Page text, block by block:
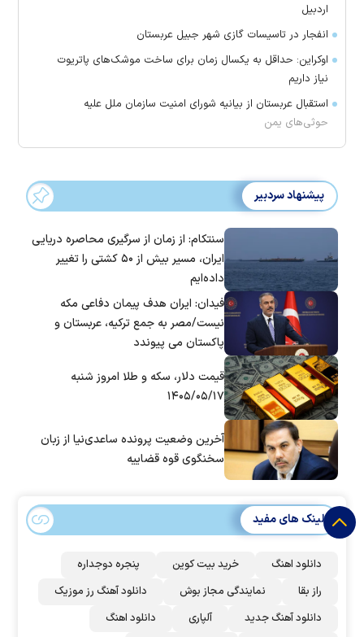
اردبیل
انفجار در تاسیسات گازی شهر جبیل عربستان
اوکراین: حداقل به یکسال زمان برای ساخت موشک‌های پاتریوت
نیاز داریم
استقبال عربستان از بیانیه شورای امنیت سازمان ملل علیه
حوثی‌های یمن
پیشنهاد سردبیر
سنتکام: از زمان از سرگیری محاصره دریایی
ایران، مسیر بیش از ۵۰ کشتی را تغییر
داده‌ایم
فیدان: ایران هدف پیمان دفاعی مکه
نیست/مصر به جمع ترکیه، عربستان و
پاکستان می پیوندد
قیمت دلار، سکه و طلا امروز شنبه
۱۴۰۵/۰۵/۱۷
آخرین وضعیت پرونده ساعدی‌نیا از زبان
سخنگوی قوه قضاییه
لینک های مفید
دانلود اهنگ خرید بیت کوین
پنجره دوجداره
راز بقا
نمایندگی مجاز بوش
دانلود آهنگ رز‌ موزیک
دانلود آهنگ جدید
آلپاری دانلود اهنگ